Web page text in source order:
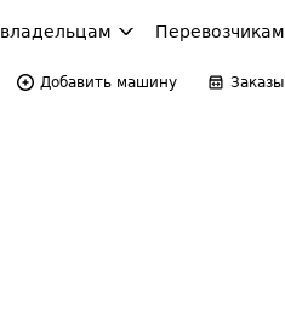
Перевозчикам
Добавить машину Заказы